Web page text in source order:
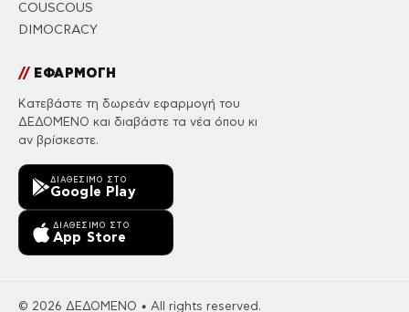
COUSCOUS
DIMOCRACY
//ΕΦΑΡΜΟΓΗ
Κατεβάστε τη δωρεάν εφαρμογή του
ΔΕΔΟΜΕΝΟ και διαβάστε τα νέα όπου κι
αν βρίσκεστε.
ΔΙΑΘΈΣΙΜΟ ΣΤΟ
Google Play
ΔΙΑΘΈΣΙΜΟ ΣΤΟ
App Store
© 2026 ΔΕΔΟΜΕΝΟ • All rights reserved.